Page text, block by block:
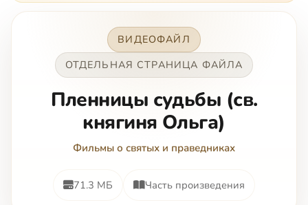
ВИДЕОФАЙЛ
ОТДЕЛЬНАЯ СТРАНИЦА ФАЙЛА
Пленницы судьбы (св.
княгиня Ольга)
Фильмы о святых и праведниках
71.3 МБ Часть произведения